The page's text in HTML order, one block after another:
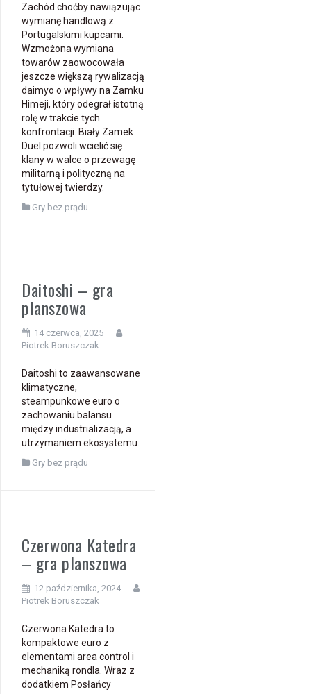
Zachód choćby nawiązując
wymianę handlową z
Portugalskimi kupcami.
Wzmożona wymiana
towarów zaowocowała
jeszcze większą rywalizacją
daimyo o wpływy na Zamku
Himeji, który odegrał istotną
rolę w trakcie tych
konfrontacji. Biały Zamek
Duel pozwoli wcielić się
klany w walce o przewagę
militarną i polityczną na
tytułowej twierdzy.
Gry bez prądu
Daitoshi – gra
planszowa
14 czerwca, 2025
Piotrek Boruszczak
Daitoshi to zaawansowane
klimatyczne,
steampunkowe euro o
zachowaniu balansu
między industrializacją, a
utrzymaniem ekosystemu.
Gry bez prądu
Czerwona Katedra
– gra planszowa
12 października, 2024
Piotrek Boruszczak
Czerwona Katedra to
kompaktowe euro z
elementami area control i
mechaniką rondla. Wraz z
dodatkiem Posłańcy